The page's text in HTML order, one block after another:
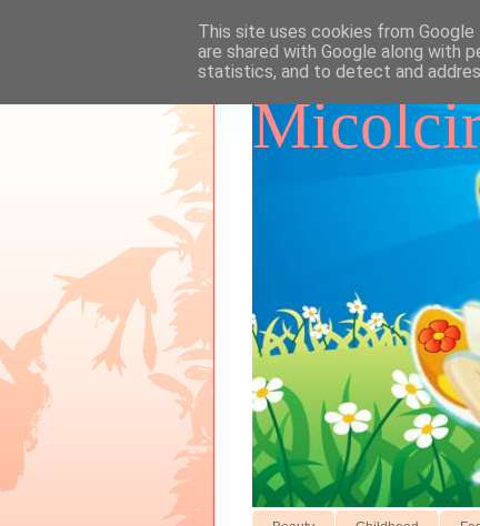
This site uses cookies from
are shared with Google along with
statistics, and to detect and